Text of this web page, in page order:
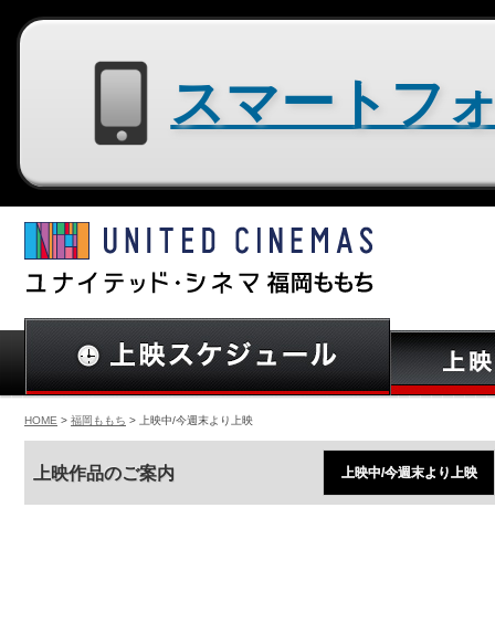
HOME > 福岡ももち > 上映中/今週末より上映
上映作品のご案内 上映中/今週末より上映